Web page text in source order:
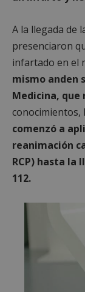
A la llegada de
presenciaron
infartado en el
mismo anden
Medicina, que
conocimientos,
comenzó a
reanimación
RCP) hasta la
112.